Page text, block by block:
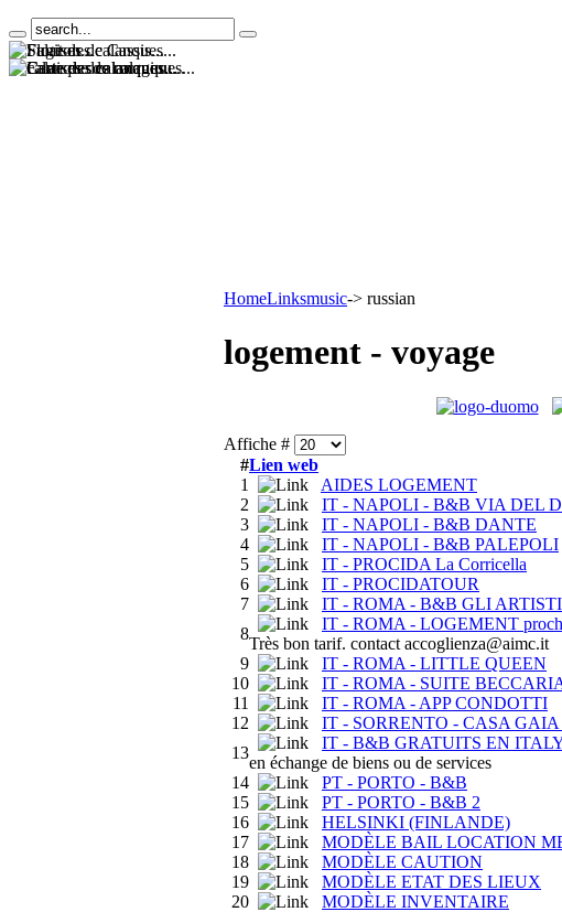
HomeLinksmusic-> russian
logement - voyage
Affiche #
#Lien web
1
AIDES LOGEMENT
2
IT - NAPOLI - B&B VIA DEL
3
IT - NAPOLI - B&B DANTE
4
IT - NAPOLI - B&B PALEPOLI
5
IT - PROCIDA La Corricella
6
IT - PROCIDATOUR
7
IT - ROMA - B&B GLI ARTISTI
8
IT - ROMA - LOGEMENT
Très bon tarif. contact accoglienza@aimc.it
9
IT - ROMA - LITTLE QUEEN
10
IT - ROMA - SUITE
11
IT - ROMA - APP CONDOTTI
12
IT - SORRENTO - CASA GAIA
13
IT - B&B GRATUITS EN
en échange de biens ou de services
14
PT - PORTO - B&B
15
PT - PORTO - B&B 2
16
HELSINKI (FINLANDE)
17
MODÈLE BAIL LOCATION
18
MODÈLE CAUTION
19
MODÈLE ETAT DES LIEUX
20
MODÈLE INVENTAIRE